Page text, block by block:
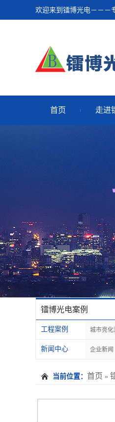
欢迎来到镭博光电－－－
首页 走进
镭博光电案例
工程案例 城市亮化
新闻中心 企业新闻
当前位置： 首页 »